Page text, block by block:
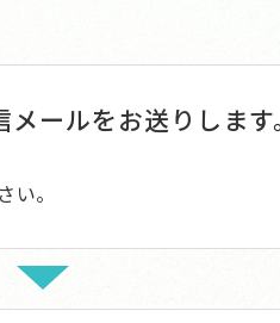
ールをお送りします
。